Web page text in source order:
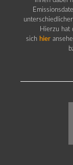
Hierzu hat
sich hier